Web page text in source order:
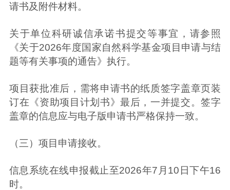
请书及附件材料。
关于单位科研诚信承诺书提交等事宜，请参照
《关于2026年度国家自然科学基金项目申请与结
题等有关事项的通告》执行。
项目获批准后，需将申请书的纸质签字盖章页装
订在《资助项目计划书》最后，一并提交。签字
盖章的信息应与电子版申请书严格保持一致。
（三）项目申请接收。
信息系统在线申报截止至2026年7月10日下午16
时。